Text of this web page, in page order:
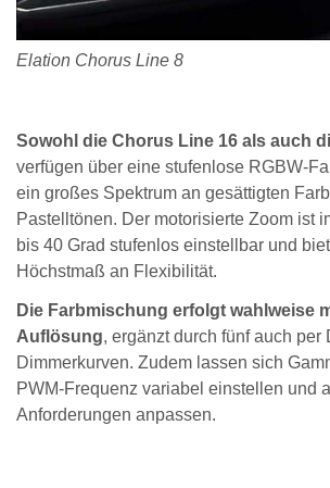
Elation Chorus Line 8
Sowohl die Chorus Line 16 als auch
verfügen über eine stufenlose RGBW-
ein großes Spektrum an gesättigten
Pastelltönen. Der motorisierte Zoom ist
bis 40 Grad stufenlos einstellbar und
Höchstmaß an Flexibilität.
Die Farbmischung erfolgt wahlweise
Auflösung, ergänzt durch fünf auch per
Dimmerkurven. Zudem lassen sich
PWM-Frequenz variabel einstellen und
Anforderungen anpassen.